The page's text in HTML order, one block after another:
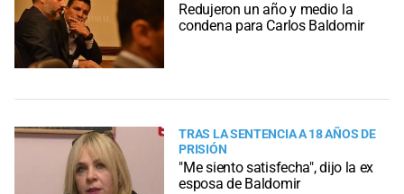
Redujeron un año y medio la
condena para Carlos Baldomir
TRAS LA SENTENCIA A 18 AÑOS DE
PRISIÓN
"Me siento satisfecha", dijo la ex
esposa de Baldomir